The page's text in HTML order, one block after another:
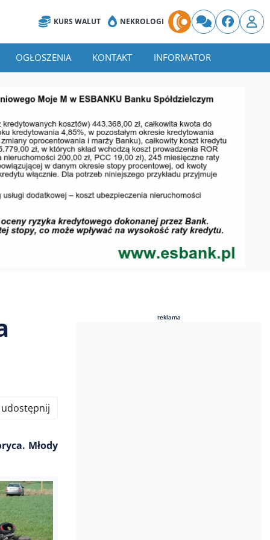
KURS WALUT NEKROLOGI
OGŁOSZENIA KONTAKT INFORMATOR
udostępnij
Młody
reklama
reklama